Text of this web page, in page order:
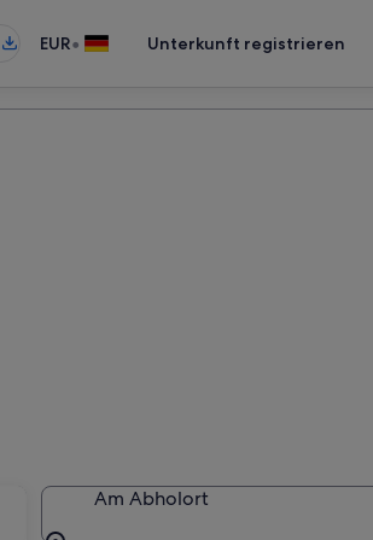
EUR• Unterkunft registrieren
Am Abholort